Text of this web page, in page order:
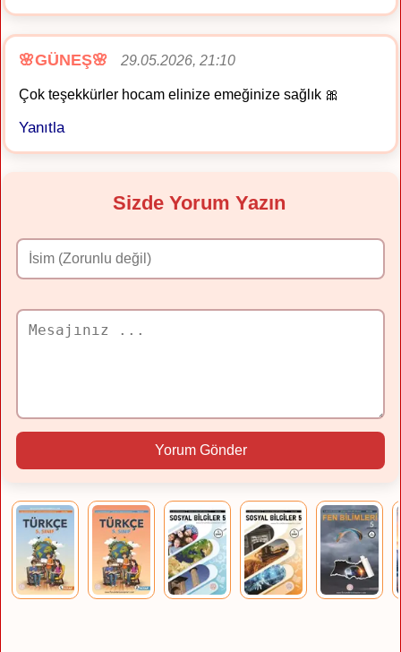
🌸GÜNEŞ🌸 29.05.2026, 21:10
Çok teşekkürler hocam elinize emeğinize sağlık 🎀
Yanıtla
Sizde Yorum Yazın
Yorum Gönder